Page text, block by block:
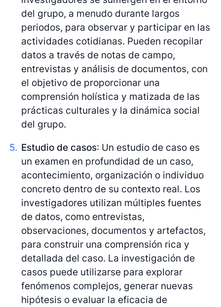
del grupo, a menudo durante largos
periodos, para observar y participar en las
actividades cotidianas. Pueden recopilar
datos a través de notas de campo,
entrevistas y análisis de documentos, con
el objetivo de proporcionar una
comprensión holística y matizada de las
prácticas culturales y la dinámica social
del grupo.
Estudio de casos: Un estudio de caso es
un examen en profundidad de un caso,
acontecimiento, organización o individuo
concreto dentro de su contexto real. Los
investigadores utilizan múltiples fuentes
de datos, como entrevistas,
observaciones, documentos y artefactos,
para construir una comprensión rica y
detallada del caso. La investigación de
casos puede utilizarse para explorar
fenómenos complejos, generar nuevas
hipótesis o evaluar la eficacia de